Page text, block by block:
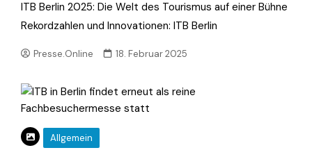
ITB Berlin 2025: Die Welt des Tourismus auf einer Bühne
Rekordzahlen und Innovationen: ITB Berlin
Presse.Online 18. Februar 2025
Allgemein